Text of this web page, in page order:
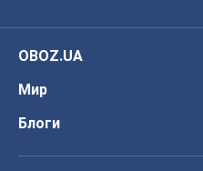
OBOZ.UA
Мир
Блоги